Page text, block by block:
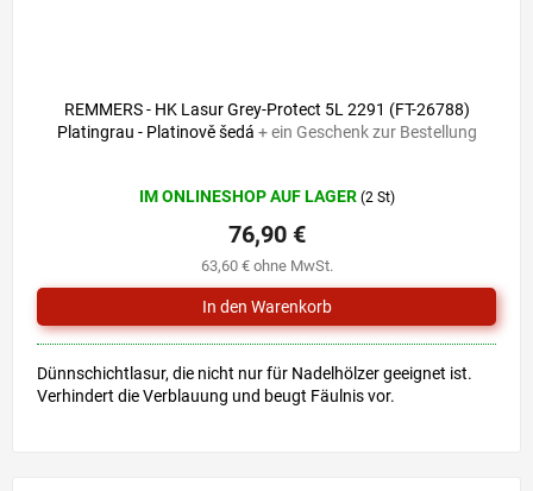
REMMERS - HK Lasur Grey-Protect 5L 2291 (FT-26788)
Platingrau - Platinově šedá + ein Geschenk zur Bestellung
durchschnittliche
Produktbewertung
ist
5,0
von
5
Sternen.
IM ONLINESHOP AUF LAGER (2 St)
63,60 € ohne MwSt.
76,90 €
Dünnschichtlasur, die nicht nur für Nadelhölzer geeignet ist.
Verhindert die Verblauung und beugt Fäulnis vor.